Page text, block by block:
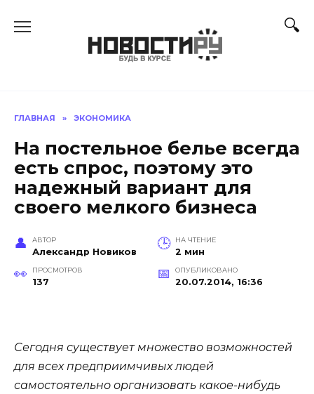
ГЛАВНАЯ » ЭКОНОМИКА
На постельное белье всегда
есть спрос, поэтому это
надежный вариант для
своего мелкого бизнеса
АВТОР
Александр Новиков
НА ЧТЕНИЕ
2 мин
ПРОСМОТРОВ
137
ОПУБЛИКОВАНО
20.07.2014, 16:36
Сегодня существует множество возможностей
для всех предприимчивых людей
самостоятельно организовать какое-нибудь